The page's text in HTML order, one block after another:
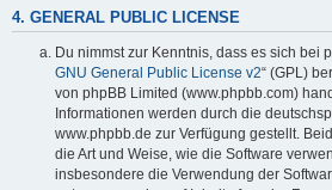
4. GENERAL PUBLIC LICENSE
Du nimmst zur Kenntnis, dass es sich bei
GNU General Public License v2“ (GPL)
von phpBB Limited (www.phpbb.com)
Informationen werden durch die
www.phpbb.de zur Verfügung gestellt.
die Art und Weise, wie die Software
insbesondere die Verwendung der